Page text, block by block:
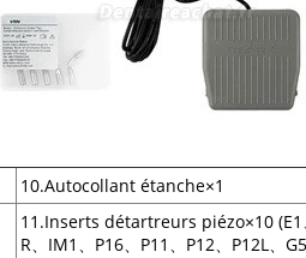
10.Autocollant étanche×1
11.Inserts détartreurs piézo×10 (E1
R、IM1、P16、P11、P12、P12L、